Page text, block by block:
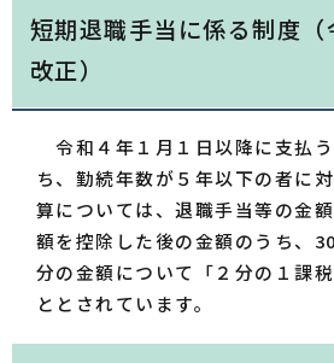
短期退職手当に係る制度（
改正）
令和４年１月１日以降に支払
ち、勤続年数が５年以下の者に
算については、退職手当等の金
額を控除した後の金額のうち、
分の金額について「２分の１課
ととされています。